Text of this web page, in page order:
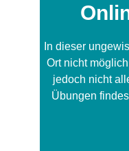
In dieser
Ort nicht
jedoch nicht
Übungen